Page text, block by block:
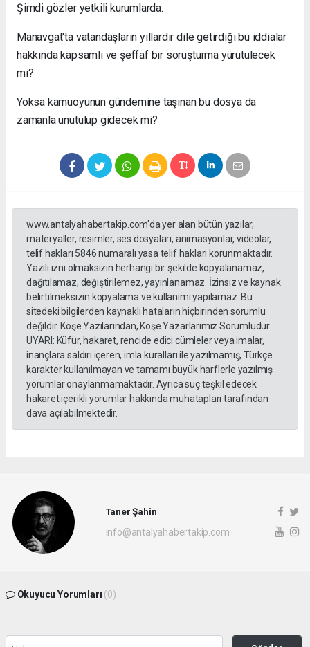
Şimdi gözler yetkili kurumlarda.
Manavgat'ta vatandaşların yıllardır dile getirdiği bu iddialar
hakkında kapsamlı ve şeffaf bir soruşturma yürütülecek
mi?
Yoksa kamuoyunun gündemine taşınan bu dosya da
zamanla unutulup gidecek mi?
www.antalyahabertakip.com'da yer alan bütün yazılar,
materyaller, resimler, ses dosyaları, animasyonlar, videolar,
telif hakları 5846 numaralı yasa telif hakları korunmaktadır.
Yazılı izni olmaksızın herhangi bir şekilde kopyalanamaz,
dağıtılamaz, değiştirilemez, yayınlanamaz. İzinsiz ve kaynak
belirtilmeksizin kopyalama ve kullanımı yapılamaz. Bu
sitedeki bilgilerden kaynaklı hataların hiçbirinden sorumlu
değildir. Köşe Yazılarından, Köşe Yazarlarımız Sorumludur...
UYARI: Küfür, hakaret, rencide edici cümleler veya imalar,
inançlara saldırı içeren, imla kuralları ile yazılmamış, Türkçe
karakter kullanılmayan ve tamamı büyük harflerle yazılmış
yorumlar onaylanmamaktadır. Ayrıca suç teşkil edecek
hakaret içerikli yorumlar hakkında muhatapları tarafından
dava açılabilmektedir.
Taner Şahin
info@antalyahabertakip.com
Okuyucu Yorumları (0)